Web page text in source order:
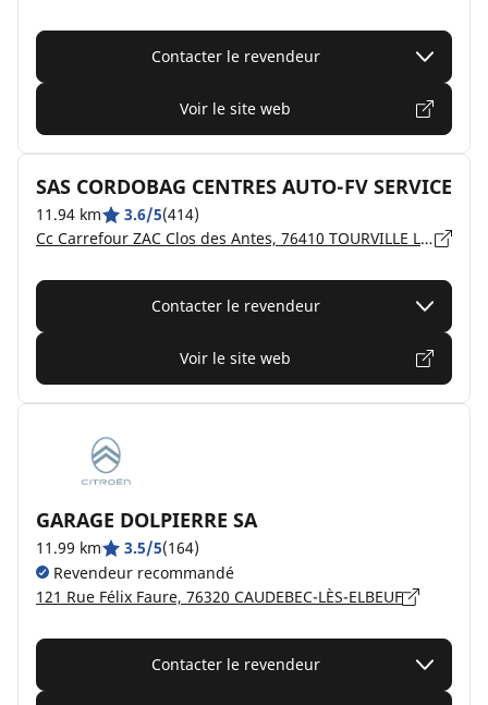
Contacter le revendeur
Voir le site web
SAS CORDOBAG CENTRES AUTO-FV SERVICE
11.94 km 3.6/5(414)
Cc Carrefour ZAC Clos des Antes, 76410 TOURVILLE LA RIVIERE
Contacter le revendeur
Voir le site web
GARAGE DOLPIERRE SA
11.99 km 3.5/5(164)
Revendeur recommandé
121 Rue Félix Faure, 76320 CAUDEBEC-LÈS-ELBEUF
Contacter le revendeur